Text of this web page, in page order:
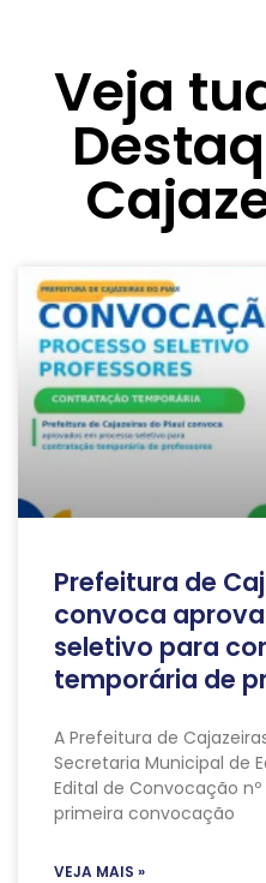
Veja
Prefeitura de
convoca
seletivo para
temporária de
A Prefeitura de
Secretaria Municipal de
Edital de Convocação
primeira convocação
VEJA MAIS »